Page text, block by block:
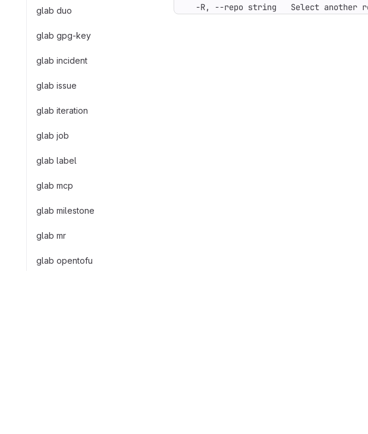
glab duo
glab gpg-key
glab incident
glab issue
glab iteration
glab job
glab label
glab mcp
glab milestone
glab mr
glab opentofu
-R, --repo string   Select another